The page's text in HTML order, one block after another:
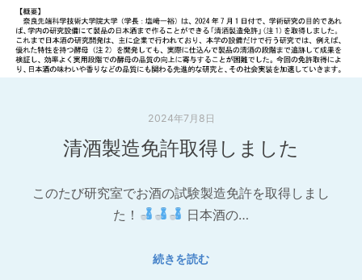
2024年7月8日
清酒製造免許取得しました
このたび研究室でお酒の試験製造免許を取得しまし
た！
日本酒の…
続きを読む